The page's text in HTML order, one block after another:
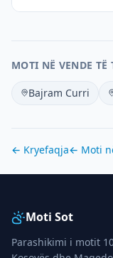
MOTI NË VENDE TË
Bajram Curri
← Kryefaqja← Moti
Moti Sot
Parashikimi i motit